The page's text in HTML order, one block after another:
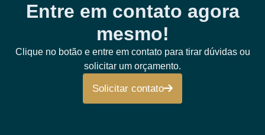
Entre em contato agora
mesmo!
Clique no botão e entre em contato para tirar dúvidas ou
solicitar um orçamento.
Solicitar contato